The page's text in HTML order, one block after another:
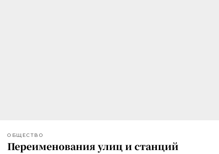
ОБЩЕСТВО
Переименования улиц и станций